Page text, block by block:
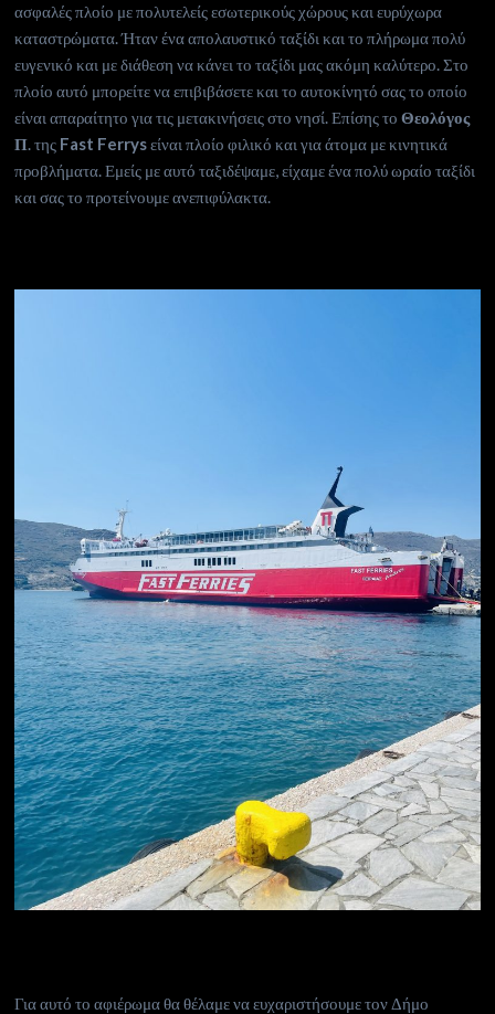
ασφαλές πλοίο με πολυτελείς εσωτερικούς χώρους και ευρύχωρα
καταστρώματα. Ήταν ένα απολαυστικό ταξίδι και το πλήρωμα πολύ
ευγενικό και με διάθεση να κάνει το ταξίδι μας ακόμη καλύτερο. Στο
πλοίο αυτό μπορείτε να επιβιβάσετε και το αυτοκίνητό σας το οποίο
είναι απαραίτητο για τις μετακινήσεις στο νησί. Επίσης το Θεολόγος
Π. της Fast Ferrysείναι πλοίο φιλικό και για άτομα με κινητικά
προβλήματα. Εμείς με αυτό ταξιδέψαμε, είχαμε ένα πολύ ωραίο ταξίδι
και σας το προτείνουμε ανεπιφύλακτα.
Για αυτό το αφιέρωμα θα θέλαμε να ευχαριστήσουμε τον Δήμο